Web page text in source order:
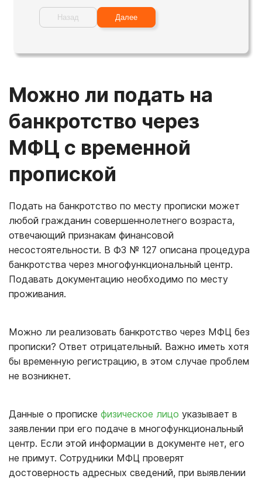
Назад Далее
Можно ли подать на
банкротство через
МФЦ с временной
пропиской
Подать на банкротство по месту прописки может
любой гражданин совершеннолетнего возраста,
отвечающий признакам финансовой
несостоятельности. В ФЗ № 127 описана процедура
банкротства через многофункциональный центр.
Подавать документацию необходимо по месту
проживания.
Можно ли реализовать банкротство через МФЦ без
прописки? Ответ отрицательный. Важно иметь хотя
бы временную регистрацию, в этом случае проблем
не возникнет.
Данные о прописке физическое лицо указывает в
заявлении при его подаче в многофункциональный
центр. Если этой информации в документе нет, его
не примут. Сотрудники МФЦ проверят
достоверность адресных сведений, при выявлении